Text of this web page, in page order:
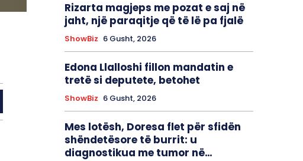
Rizarta magjeps me pozat e saj në
jaht, një paraqitje që të lë pa fjalë
ShowBiz 6 Gusht, 2026
Edona Llalloshi fillon mandatin e
tretë si deputete, betohet
ShowBiz 6 Gusht, 2026
Mes lotësh, Doresa flet për sfidën
shëndetësore të burrit: u
diagnostikua me tumor në…